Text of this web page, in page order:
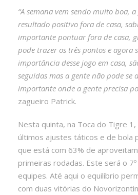
“A semana vem sendo muito boa,
resultado positivo fora de casa,
importante pontuar fora de casa,
pode trazer os três pontos e agora
importância desse jogo em casa,
seguidas mas a gente não pode se
importante onde a gente precisa
zagueiro Patrick.
Nesta quinta, na Toca do Tigre
últimos ajustes táticos e de bola
que está com 63% de
primeiras rodadas. Este será o
equipes. Até aqui o equilíbrio
com duas vitórias do